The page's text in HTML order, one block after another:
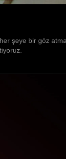
şeye bir göz